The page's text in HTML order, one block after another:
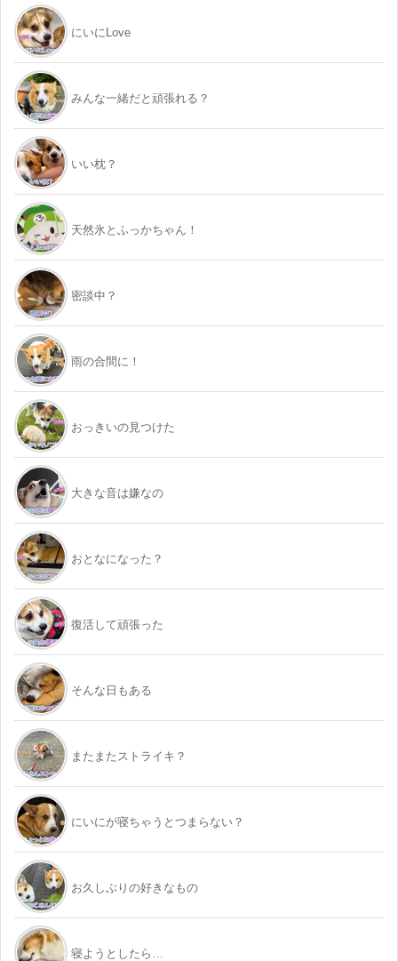
にいにLove
みんな一緒だと頑張れる？
いい枕？
天然氷とふっかちゃん！
密談中？
雨の合間に！
おっきいの見つけた
大きな音は嫌なの
おとなになった？
復活して頑張った
そんな日もある
またまたストライキ？
にいにが寝ちゃうとつまらない？
お久しぶりの好きなもの
寝ようとしたら…